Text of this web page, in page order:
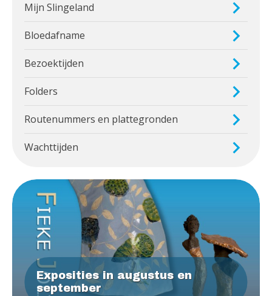
Mijn Slingeland
Bloedafname
Bezoektijden
Folders
Routenummers en plattegronden
Wachttijden
Exposities in augustus en
september